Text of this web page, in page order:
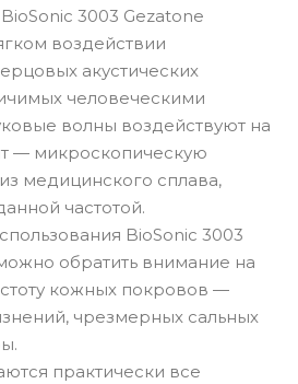
3003 Gezatone
воздействии
акустических
человеческими
волны воздействуют на
— микроскопическую
медицинского сплава,
частотой.
BioSonic 3003
обратить внимание на
кожных покровов —
чрезмерных сальных
практически все